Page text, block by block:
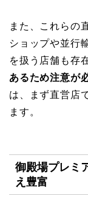
また、これらの
ショップや並行
を扱う店舗も存
あるため注意が
は、まず直営店
ます。
御殿場プレミ
え豊富